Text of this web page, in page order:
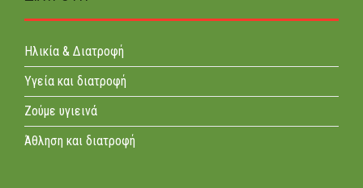
Ηλικία & Διατροφή
Υγεία και διατροφή
Ζούμε υγιεινά
Άθληση και διατροφή